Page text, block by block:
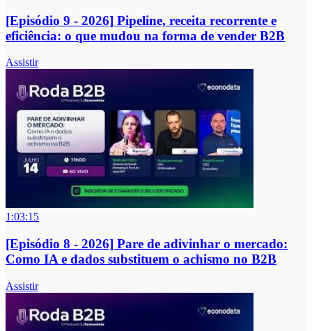
[Episódio 9 - 2026] Pipeline, receita recorrente e
eficiência: o que mudou na forma de vender B2B
Assistir
1:03:15
[Episódio 8 - 2026] Pare de adivinhar o mercado:
Como IA e dados substituem o achismo no B2B
Assistir